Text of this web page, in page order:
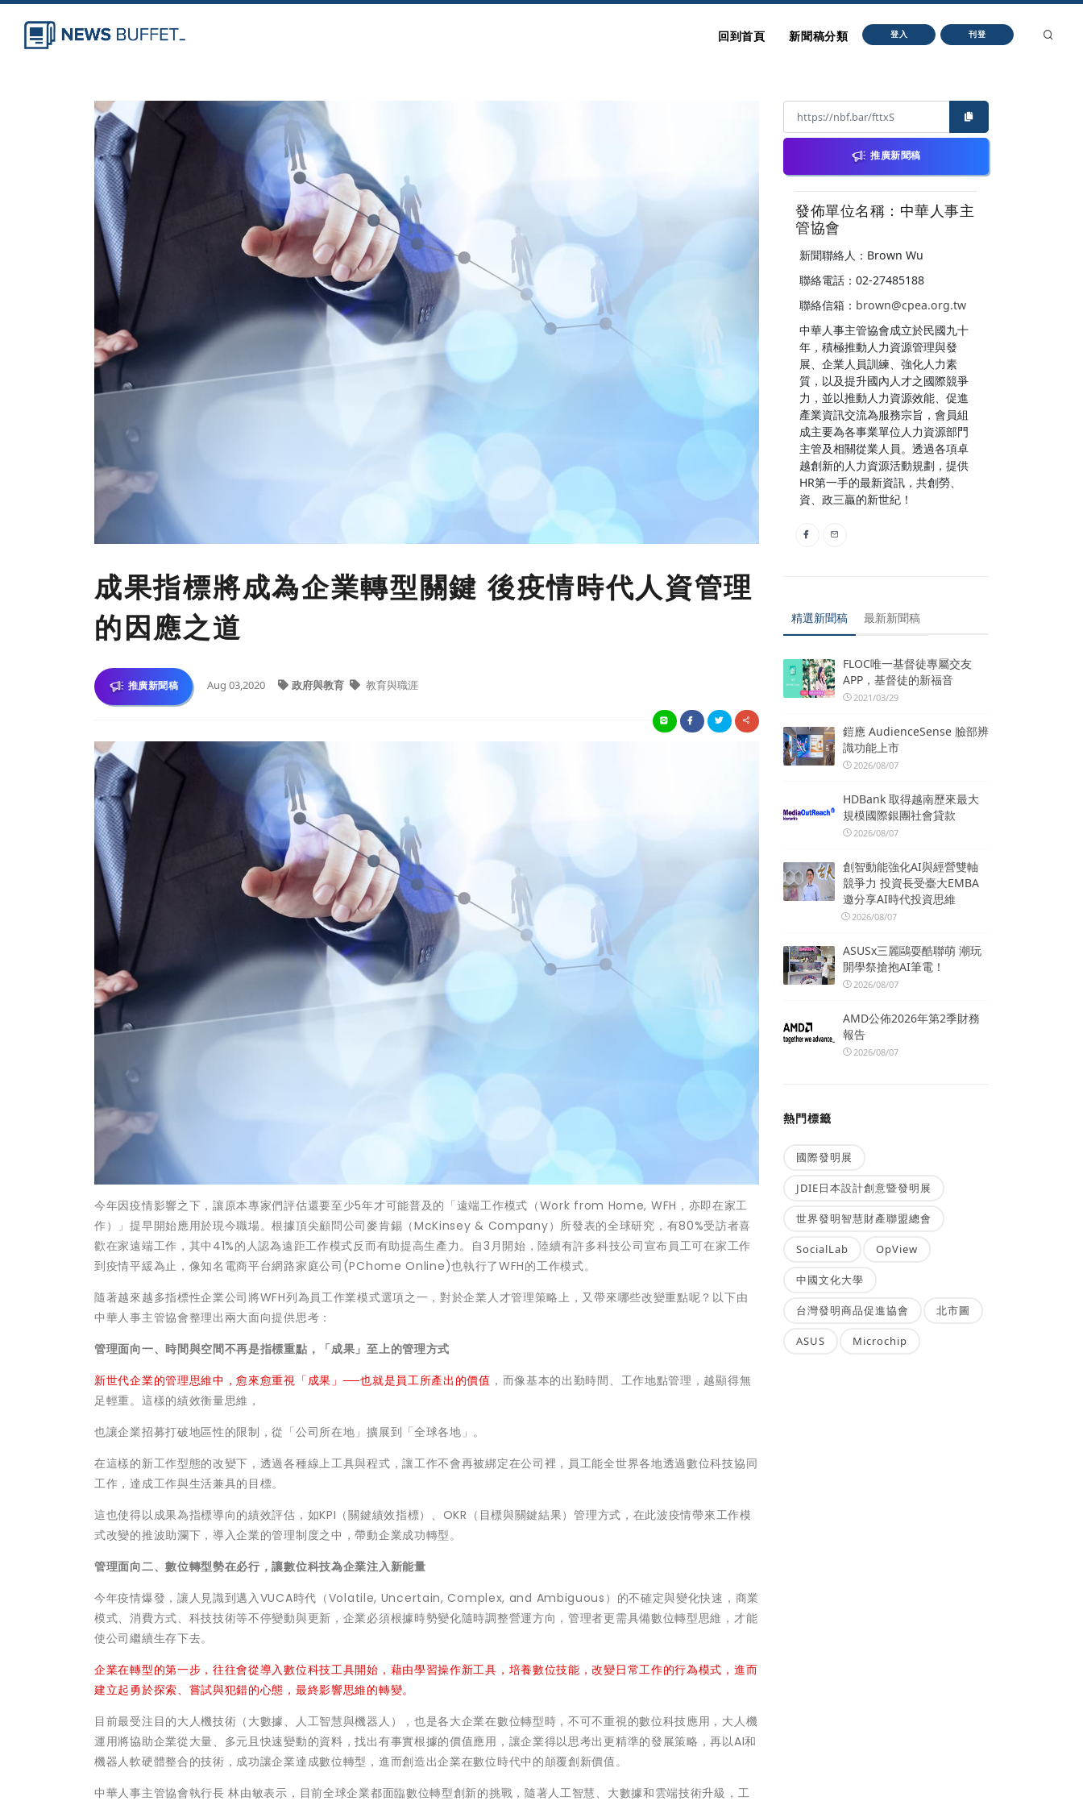
回到首頁 新聞稿分類 登入 刊登
成果指標將成為企業轉型關鍵 後疫情時代人資管理
的因應之道
推廣新聞稿 Aug 03,2020 政府與教育 教育與職涯
今年因疫情影響之下，讓原本專家們評估還要至少5年才可能普及的「遠端工作模式（Work from Home, WFH，亦即在家工
作）」提早開始應用於現今職場。根據頂尖顧問公司麥肯錫（McKinsey & Company）所發表的全球研究，有80%受訪者喜
歡在家遠端工作，其中41%的人認為遠距工作模式反而有助提高生產力。自3月開始，陸續有許多科技公司宣布員工可在家工作
到疫情平緩為止，像知名電商平台網路家庭公司(PChome Online)也執行了WFH的工作模式。
隨著越來越多指標性企業公司將WFH列為員工作業模式選項之一，對於企業人才管理策略上，又帶來哪些改變重點呢？以下由
中華人事主管協會整理出兩大面向提供思考：
管理面向一、時間與空間不再是指標重點，「成果」至上的管理方式
新世代企業的管理思維中，愈來愈重視「成果」──也就是員工所產出的價值 ，而像基本的出勤時間、工作地點管理，越顯得無
足輕重。這樣的績效衡量思維，
也讓企業招募打破地區性的限制，從「公司所在地」擴展到「全球各地」。
在這樣的新工作型態的改變下，透過各種線上工具與程式，讓工作不會再被綁定在公司裡，員工能全世界各地透過數位科技協同
工作，達成工作與生活兼具的目標。
這也使得以成果為指標導向的績效評估，如KPI（關鍵績效指標）、OKR（目標與關鍵結果）管理方式，在此波疫情帶來工作模
式改變的推波助瀾下，導入企業的管理制度之中，帶動企業成功轉型。
管理面向二、數位轉型勢在必行，讓數位科技為企業注入新能量
今年疫情爆發，讓人見識到邁入VUCA時代（Volatile, Uncertain, Complex, and Ambiguous）的不確定與變化快速，商業
模式、消費方式、科技技術等不停變動與更新，企業必須根據時勢變化隨時調整營運方向，管理者更需具備數位轉型思維，才能
使公司繼續生存下去。
企業在轉型的第一步，往往會從導入數位科技工具開始，藉由學習操作新工具，培養數位技能，改變日常工作的行為模式，進而
建立起勇於探索、嘗試與犯錯的心態，最終影響思維的轉變。
目前最受注目的大人機技術（大數據、人工智慧與機器人），也是各大企業在數位轉型時，不可不重視的數位科技應用，大人機
運用將協助企業從大量、多元且快速變動的資料，找出有事實根據的價值應用，讓企業得以思考出更精準的發展策略，再以AI和
機器人軟硬體整合的技術，成功讓企業達成數位轉型，進而創造出企業在數位時代中的顛覆創新價值。
中華人事主管協會執行長 林由敏表示，目前全球企業都面臨數位轉型創新的挑戰，隨著人工智慧、大數據和雲端技術升級，工
推廣新聞稿
發佈單位名稱：中華人事主
管協會
新聞聯絡人：Brown Wu
聯絡電話：02-27485188
聯絡信箱： brown@cpea.org.tw
中華人事主管協會成立於民國九十
年，積極推動人力資源管理與發
展、企業人員訓練、強化人力素
質，以及提升國內人才之國際競爭
力，並以推動人力資源效能、促進
產業資訊交流為服務宗旨，會員組
成主要為各事業單位人力資源部門
主管及相關從業人員。透過各項卓
越創新的人力資源活動規劃，提供
HR第一手的最新資訊，共創勞、
資、政三贏的新世紀！
精選新聞稿 最新新聞稿
FLOC唯一基督徒專屬交友
APP，基督徒的新福音
2021/03/29
鎧應 AudienceSense 臉部辨
識功能上市
2026/08/07
HDBank 取得越南歷來最大
規模國際銀團社會貸款
2026/08/07
創智動能強化AI與經營雙軸
競爭力 投資長受臺大EMBA
邀分享AI時代投資思維
2026/08/07
ASUSx三麗鷗耍酷聯萌 潮玩
開學祭搶抱AI筆電！
2026/08/07
AMD公佈2026年第2季財務
報告
2026/08/07
熱門標籤
國際發明展
JDIE日本設計創意暨發明展
世界發明智慧財產聯盟總會
SocialLab OpView
中國文化大學
台灣發明商品促進協會 北市圖
ASUS Microchip